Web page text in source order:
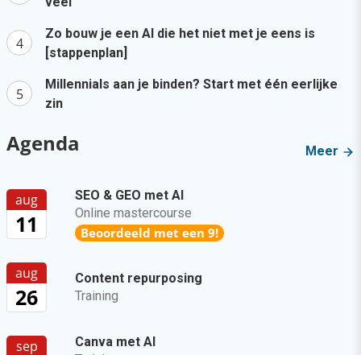
Zo bouw je een AI die het niet met je eens is
[stappenplan]
Millennials aan je binden? Start met één eerlijke
zin
Agenda Meer
aug
11
SEO & GEO met AI
Online mastercourse
Beoordeeld met een 9!
aug
26
Content repurposing
Training
sep
Canva met AI